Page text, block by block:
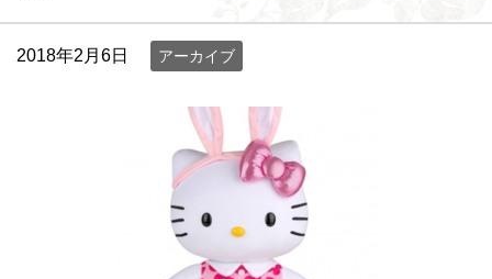
2018年2月6日 アーカイブ